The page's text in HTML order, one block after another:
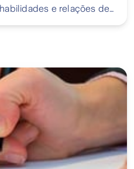
e relações de